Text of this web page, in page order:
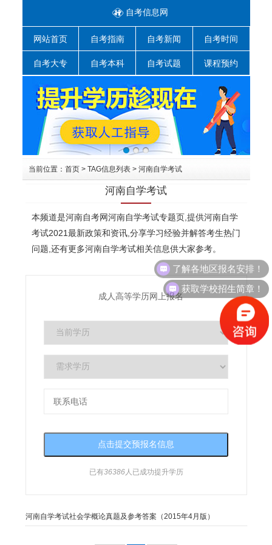
自考信息网
网站首页 自考指南 自考新闻 自考时间
自考大专 自考本科 自考试题 课程预约
当前位置： 首页> TAG信息列表 > 河南自学考试
河南自学考试
本频道是河南自考网河南自学考试专题页,提供河南自学
考试2021最新政策和资讯,分享学习经验并解答考生热门
问题,还有更多河南自学考试相关信息供大家参考。
成人高等学历网上报名
已有36386人已成功提升学历
河南自学考试社会学概论真题及参考答案（2015年4月版）
获取学校招生简章！
了解各地区报名安排！